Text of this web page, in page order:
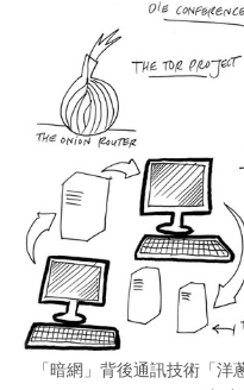
「暗網」背後通訊技術「